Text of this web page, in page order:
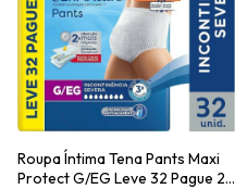
Roupa Íntima Tena Pants Maxi
Protect G/EG Leve 32 Pague 28